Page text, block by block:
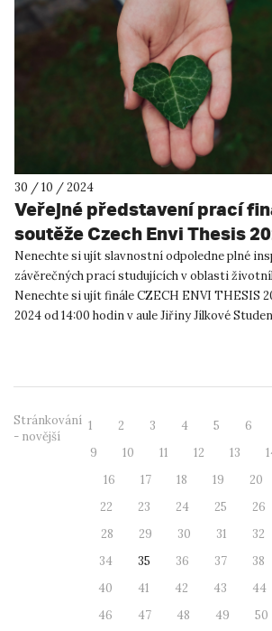
30 / 10 / 2024
Veřejné představení prací
soutěže Czech Envi Thesis
Nenechte si ujít slavnostní odpoledne plné
závěrečných prací studujících v oblasti
Nenechte si ujít finále CZECH ENVI THESIS
2024 od 14:00 hodin v aule Jiřiny Jílkové
Stránkování
- novější
1 2 3 4 5 6
9
10 11 12 13
16
17 18 19 20
22
23 24 25 26
28
29 30 31 32
34
35 36 37 38
40
41 42 43 44
46
47 48 49 50